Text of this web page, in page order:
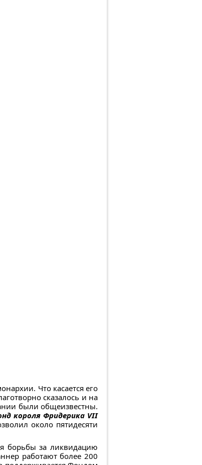
Что касается его
сказалось и на
были общеизвестны.
короля Фридерика VII
около пятидесяти
борьбы за ликвидацию
работают более 200